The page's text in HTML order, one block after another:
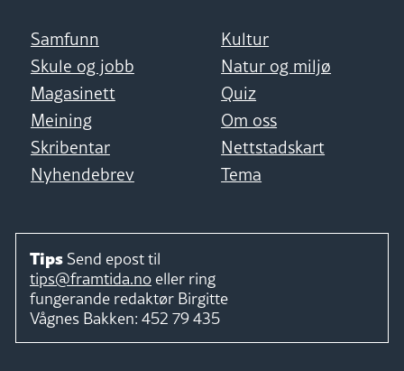
Samfunn
Kultur
Skule og jobb
Natur og miljø
Magasinett
Quiz
Meining
Om oss
Skribentar
Nettstadskart
Nyhendebrev
Tema
Tips Send epost til
tips@framtida.no eller ring
fungerande redaktør Birgitte
Vågnes Bakken: 452 79 435